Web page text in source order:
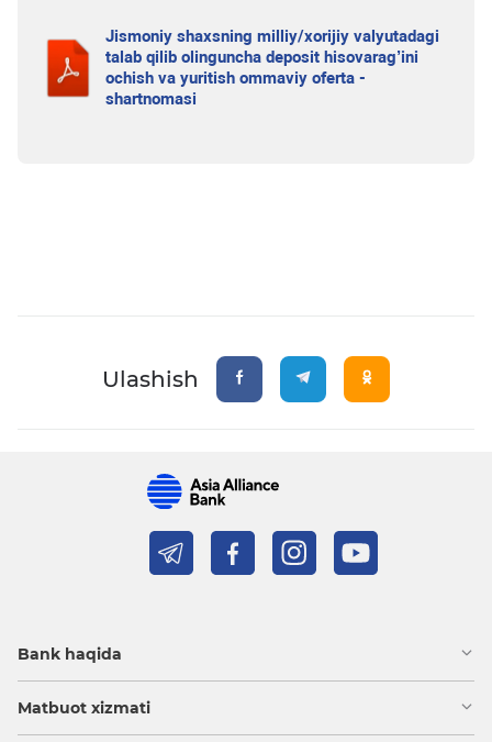
Jismoniy shaxsning milliy/xorijiy valyutadagi
talab qilib olinguncha deposit hisovarag’ini
ochish va yuritish ommaviy oferta -
shartnomasi
Ulashish
Bank haqida
Matbuot xizmati